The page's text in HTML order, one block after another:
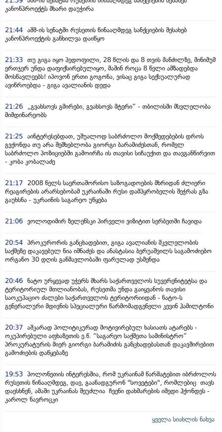
კანონპროექტს მხარი დაუჭირა
21:44 აშშ-ის სენატში რუსეთის წინააღმდეგ სანქციების შესახებ
კანონპროექტის განხილვა დაიწყო
21:33 თუ გიგა იყო პედოფილი, 28 წლის და 8 თვის მანძილზე, მინიმუმ
ერთჯერ უნდა დაფიქსირებულიყო, მაშინ როცა 8 წელი ამზადებდა
მოსწავლეებს! იპოვონ ერთი გოგონა, ვისაც გიგა სექსუალურად
ავიწროებდა - გიგა ავალიანის დედა
21:26
„გვახსოვს გმირები, გვახსოვს მტერი” - თბილისში მსვლელობა
მიმდინარეობს
21:25 აინტერესებდათ, უშუალოდ საბრძოლო მოქმედებების დროს
გვქონდა თუ არა შემხებლობა გიორგი ბარამიძესთან, რომელ
საბრძოლო პოზიციებში გამოირჩა ის თავისი სიჩაუქით და თავგანწირვით
- კობა კობალაძე
21:17
2008 წელს საერთაშორისო საზოგადოების მხრიდან ძლიერი
რეაგირების არარსებობამ უკრაინაში რუსი დამპყრობელის შეჭრას გზა
გაუხსნა - უკრაინის საგარეო უწყება
21:06 ვოლოდიმირ ზელენსკი პირველი ვიზიტით სერბეთში ჩავიდა
20:54 პროკურორის განცხადებით, გიგა ავალიანის მკვლელობის
საქმეზე დაკავებულ ნია იმნაძეს და ანასტასია ბერუაშვილს საგამოძიებო
ორგანო 30 დღის განმავლობაში ფარულად უსმენდა
20:46 ნატო ურყევად უჭერს მხარს საქართველოს სუვერენიტეტსა და
ტერიტორიულ მთლიანობას, რუსეთმა უნდა გაიყვანოს თავისი
საოკუპაციო ძალები საქართველოს ტერიტორიიდან - ნატო-ს
გენერალური მდივნის სპეციალური წარმომადგენელი კევინ ჰამილტონი
20:37 აშკარად პოლიტიკურად მოტივირებულ ხასიათს ატარებს -
ოკუპირებული აფხაზეთის ე.წ. “საგარეო საქმეთა სამინისტრო”
პროკურატურის მიერ გიორგი ბარამიძის განცხადებასთან დაკავშირებით
გამოძიების დაწყებაზე
19:53 პოლონეთის ინტერესშია, რომ უკრაინამ წარმატებით იბრძოლოს
რუსეთის წინააღმდეგ, დაე, გაანადგურონ "სოვეტები", რომლებიც თავს
დაესხნენ, ამაში უკრაინას შეუძლია ჩვენი დახმარების იმედი ჰქონდეს -
კაროლ ნავროცკი
ყველა სიახლის ნახვა